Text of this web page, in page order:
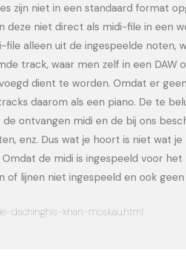
zijn niet in een standaard format
deze niet direct als midi-file in een
file alleen uit de ingespeelde noten,
track, waar men zelf in een DAW
dient te worden. Omdat er
daarom als een piano. De te
ontvangen midi en de bij ons
enz. Dus wat je hoort is niet wat
de midi is ingespeeld voor het
of lijnen niet ingespeeld en ook
dschinghis-khan-moskau.html